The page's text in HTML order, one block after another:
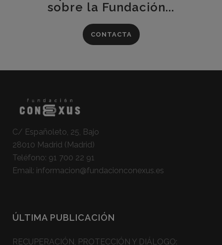
sobre la Fundación...
CONTACTA
C/ Españoleto, 25, Bajo
28010 Madrid (Madrid)
Teléfono: 91 700 22 91
Email: informacion@fundacionconexus.es
ÚLTIMA PUBLICACIÓN
RECUPERACIÓN, PROTECCIÓN Y DIÁLOGO: